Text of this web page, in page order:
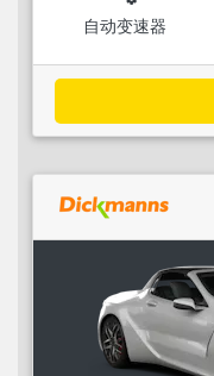
自动变速器